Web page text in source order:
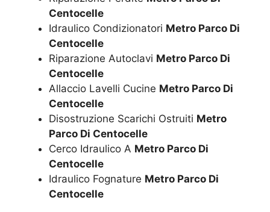
Centocelle
Idraulico Condizionatori Metro Parco Di
Centocelle
Riparazione Autoclavi Metro Parco Di
Centocelle
Allaccio Lavelli Cucine Metro Parco Di
Centocelle
Disostruzione Scarichi Ostruiti Metro
Parco Di Centocelle
Cerco Idraulico A Metro Parco Di
Centocelle
Idraulico Fognature Metro Parco Di
Centocelle